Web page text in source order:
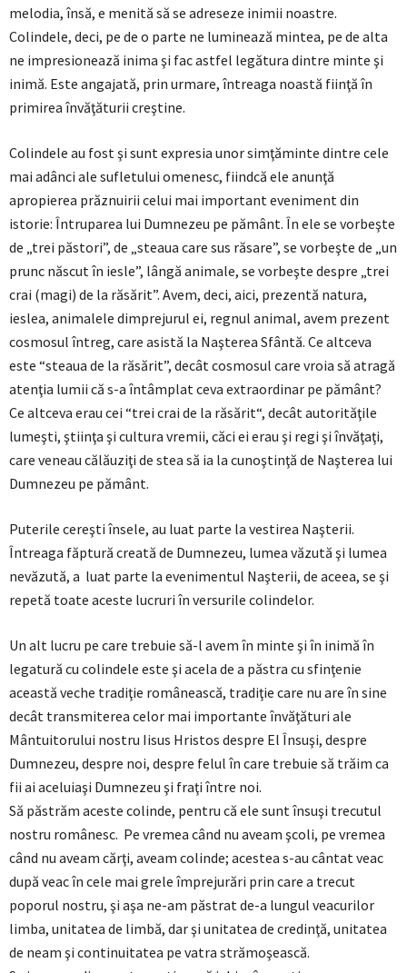
melodia, însă, e menită să se adreseze inimii noastre.
Colindele, deci, pe de o parte ne luminează mintea, pe de alta
ne impresionează inima şi fac astfel legătura dintre minte şi
inimă. Este angajată, prin urmare, întreaga noastă fiinţă în
primirea învăţăturii creştine.
Colindele au fost şi sunt expresia unor simţăminte dintre cele
mai adânci ale sufletului omenesc, fiindcă ele anunţă
apropierea prăznuirii celui mai important eveniment din
istorie: Întruparea lui Dumnezeu pe pământ. În ele se vorbeşte
de „trei păstori”, de „steaua care sus răsare”, se vorbeşte de „un
prunc născut în iesle”, lângă animale, se vorbeşte despre „trei
crai (magi) de la răsărit”. Avem, deci, aici, prezentă natura,
ieslea, animalele dimprejurul ei, regnul animal, avem prezent
cosmosul întreg, care asistă la Naşterea Sfântă. Ce altceva
este “steaua de la răsărit”, decât cosmosul care vroia să atragă
atenţia lumii că s-a întâmplat ceva extraordinar pe pământ?
Ce altceva erau cei “trei crai de la răsărit“, decât autorităţile
lumeşti, ştiinţa şi cultura vremii, căci ei erau şi regi şi învăţaţi,
care veneau călăuziţi de stea să ia la cunoştinţă de Naşterea lui
Dumnezeu pe pământ.
Puterile cereşti însele, au luat parte la vestirea Naşterii.
Întreaga făptură creată de Dumnezeu, lumea văzută şi lumea
nevăzută, a luat parte la evenimentul Naşterii, de aceea, se şi
repetă toate aceste lucruri în versurile colindelor.
Un alt lucru pe care trebuie să-l avem în minte şi în inimă în
legatură cu colindele este şi acela de a păstra cu sfinţenie
această veche tradiţie românească, tradiţie care nu are în sine
decât transmiterea celor mai importante învăţături ale
Mântuitorului nostru Iisus Hristos despre El Însuşi, despre
Dumnezeu, despre noi, despre felul în care trebuie să trăim ca
fii ai aceluiaşi Dumnezeu şi fraţi între noi.
Să păstrăm aceste colinde, pentru că ele sunt însuşi trecutul
nostru românesc. Pe vremea când nu aveam şcoli, pe vremea
când nu aveam cărţi, aveam colinde; acestea s-au cântat veac
după veac în cele mai grele împrejurări prin care a trecut
poporul nostru, şi aşa ne-am păstrat de-a lungul veacurilor
limba, unitatea de limbă, dar şi unitatea de credinţă, unitatea
de neam şi continuitatea pe vatra strămoşească.